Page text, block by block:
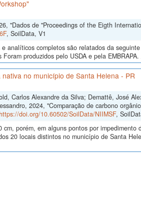
"Dados de "Proceedings of the Eigth
, SoilData, V1
analíticos completos são relatados da
produzidos pelo USDA e pela
no município de Santa Helena - PR
Carlos Alexandre da Silva; Demattê, José
2024, "Comparação de carbono
doi.org/10.60502/SoilData/NIIMSF,
porém, em alguns pontos por impedimento
20 locais distintos no município de Santa